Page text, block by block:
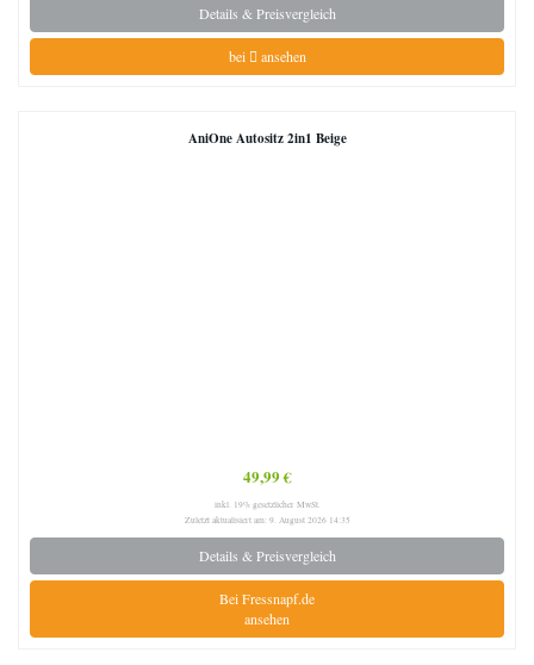
Details & Preisvergleich
bei ansehen
AniOne Autositz 2in1 Beige
49,99 €
inkl. 19% gesetzlicher MwSt.
Zuletzt aktualisiert am: 9. August 2026 14:35
Details & Preisvergleich
Bei Fressnapf.de
ansehen